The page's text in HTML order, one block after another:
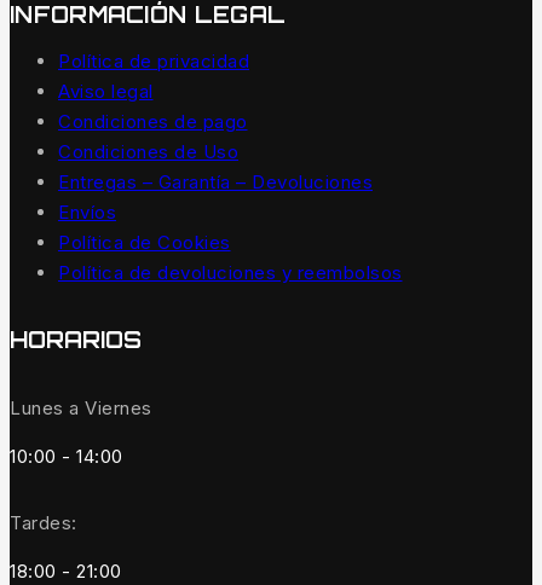
INFORMACIÓN LEGAL
Política de privacidad
Aviso legal
Condiciones de pago
Condiciones de Uso
Entregas – Garantía – Devoluciones
Envíos
Política de Cookies
Política de devoluciones y reembolsos
HORARIOS
Lunes a Viernes
10:00 - 14:00
Tardes:
18:00 - 21:00